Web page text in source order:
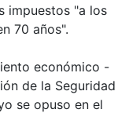
impuestos "a los
70 años".
económico -
de la Seguridad
se opuso en el